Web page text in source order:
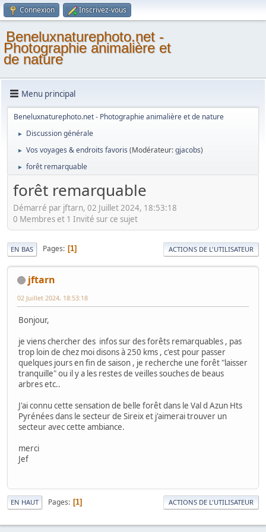
Connexion Inscrivez-vous
Beneluxnaturephoto.net -
Photographie animalière et
de nature
Menu principal
Beneluxnaturephoto.net - Photographie animalière et de nature
► Discussion générale
► Vos voyages & endroits favoris (Modérateur:gjacobs)
► forêt remarquable
forêt remarquable
Démarré par jftarn, 02 Juillet 2024, 18:53:18
0 Membres et 1 Invité sur ce sujet
EN BAS Pages 1 ACTIONS DE L'UTILISATEUR
jftarn
02 Juillet 2024, 18:53:18
Bonjour,
je viens chercher des infos sur des forêts remarquables , pas
trop loin de chez moi disons à 250 kms , c'est pour passer
quelques jours en fin de saison , je recherche une forêt "laisser
tranquille" ou il y a les restes de veilles souches de beaus
arbres etc..
J'ai connu cette sensation de belle forêt dans le Val d Azun Hts
Pyrénées dans le secteur de Sireix et j'aimerai trouver un
secteur avec cette ambiance.
merci
Jef
EN HAUT Pages 1 ACTIONS DE L'UTILISATEUR